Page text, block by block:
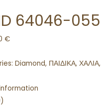
64046-055
€
Diamond, ΠΑΙΔΙΚΑ, ΧΑΛΙΑ,